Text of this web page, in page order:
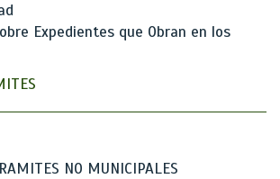
Expedientes que Obran en los
NO MUNICIPALES